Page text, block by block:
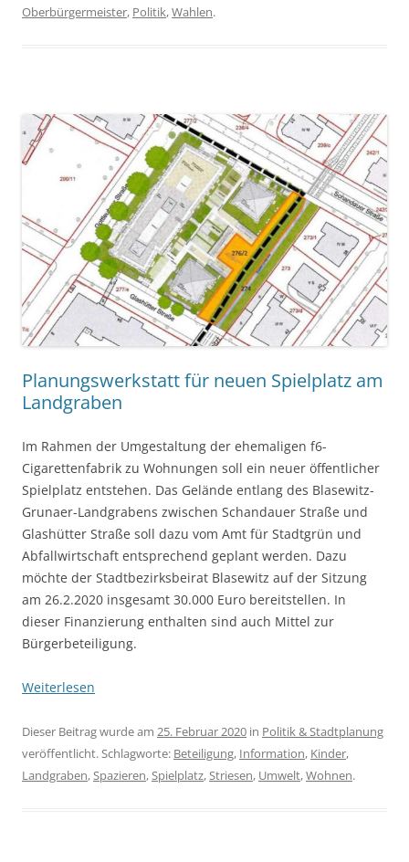
Oberbürgermeister, Politik,Wahlen.
Planungswerkstatt für neuen Spielplatz am
Landgraben
Im Rahmen der Umgestaltung der ehemaligen f6-
Cigarettenfabrik zu Wohnungen soll ein neuer öffentlicher
Spielplatz entstehen. Das Gelände entlang des Blasewitz-
Grunaer-Landgrabens zwischen Schandauer Straße und
Glashütter Straße soll dazu vom Amt für Stadtgrün und
Abfallwirtschaft entsprechend geplant werden. Dazu
möchte der Stadtbezirksbeirat Blasewitz auf der Sitzung
am 26.2.2020 insgesamt 30.000 Euro bereitstellen. In
dieser Finanzierung enthalten sind auch Mittel zur
Bürgerbeteiligung.
Weiterlesen
Dieser Beitrag wurde am 25. Februar 2020 in Politik & Stadtplanung
veröffentlicht. Schlagworte: Beteiligung, Information, Kinder,
Landgraben,Spazieren,Spielplatz,Striesen, Umwelt,Wohnen.